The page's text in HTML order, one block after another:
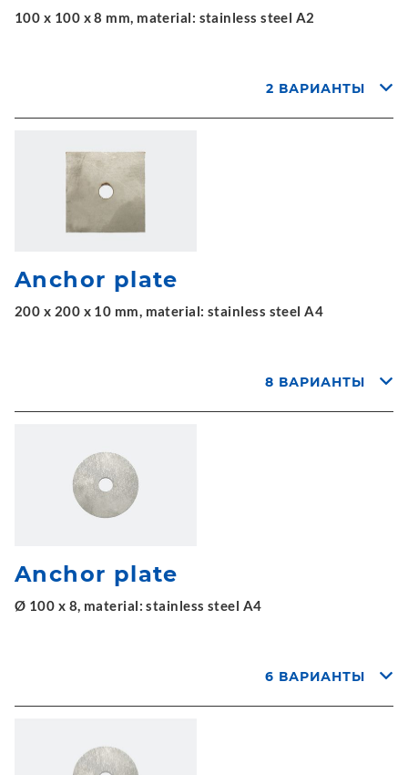
100 x 100 x 8 mm, material: stainless steel A2
2 ВАРИАНТЫ
Anchor plate
200 x 200 x 10 mm, material: stainless steel A4
8 ВАРИАНТЫ
Anchor plate
Ø 100 x 8, material: stainless steel A4
6 ВАРИАНТЫ